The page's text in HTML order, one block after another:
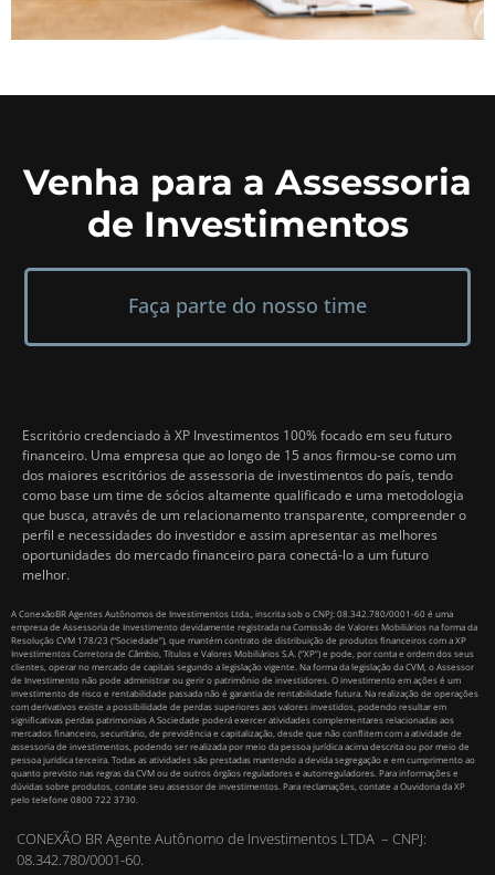
Venha para a Assessoria
de Investimentos
Faça parte do nosso time
Escritório credenciado à XP Investimentos 100% focado em seu futuro
financeiro. Uma empresa que ao longo de 15 anos firmou-se como um
dos maiores escritórios de assessoria de investimentos do país, tendo
como base um time de sócios altamente qualificado e uma metodologia
que busca, através de um relacionamento transparente, compreender o
perfil e necessidades do investidor e assim apresentar as melhores
oportunidades do mercado financeiro para conectá-lo a um futuro
melhor.
A ConexãoBR Agentes Autônomos de Investimentos Ltda., inscrita sob o CNPJ: 08.342.780/0001-60 é uma
empresa de Assessoria de Investimento devidamente registrada na Comissão de Valores Mobiliários na forma da
Resolução CVM 178/23 (“Sociedade”), que mantém contrato de distribuição de produtos financeiros com a XP
Investimentos Corretora de Câmbio, Títulos e Valores Mobiliários S.A. (“XP”) e pode, por conta e ordem dos seus
clientes, operar no mercado de capitais segundo a legislação vigente. Na forma da legislação da CVM, o Assessor
de Investimento não pode administrar ou gerir o patrimônio de investidores. O investimento em ações é um
investimento de risco e rentabilidade passada não é garantia de rentabilidade futura. Na realização de operações
com derivativos existe a possibilidade de perdas superiores aos valores investidos, podendo resultar em
significativas perdas patrimoniais A Sociedade poderá exercer atividades complementares relacionadas aos
mercados financeiro, securitário, de previdência e capitalização, desde que não conflitem com a atividade de
assessoria de investimentos, podendo ser realizada por meio da pessoa jurídica acima descrita ou por meio de
pessoa jurídica terceira. Todas as atividades são prestadas mantendo a devida segregação e em cumprimento ao
quanto previsto nas regras da CVM ou de outros órgãos reguladores e autorreguladores. Para informações e
dúvidas sobre produtos, contate seu assessor de investimentos. Para reclamações, contate a Ouvidoria da XP
pelo telefone 0800 722 3730.
CONEXÃO BR Agente Autônomo de Investimentos LTDA – CNPJ:
08.342.780/0001-60.